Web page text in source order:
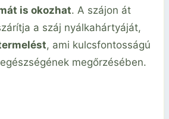
is okozhat. A szájon át
a száj nyálkahártyáját,
, ami kulcsfontosságú
megőrzésében.